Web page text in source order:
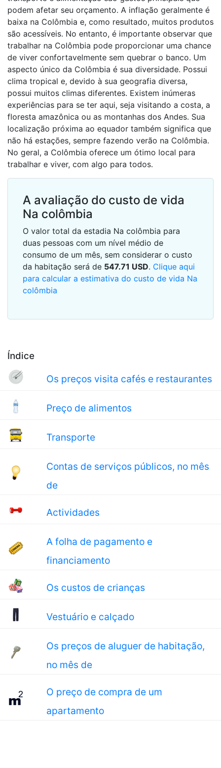
Índice
Os preços visita cafés e restaurantes
Preço de alimentos
Transporte
Contas de serviços públicos, no mês
de
Actividades
A folha de pagamento e
financiamento
Os custos de crianças
Vestuário e calçado
Os preços de aluguer de habitação,
no mês de
O preço de compra de um
apartamento
podem afetar seu orçamento. A inflação geralmente é
baixa na Colômbia e, como resultado, muitos produtos
são acessíveis. No entanto, é importante observar que
trabalhar na Colômbia pode proporcionar uma chance
de viver confortavelmente sem quebrar o banco. Um
aspecto único da Colômbia é sua diversidade. Possui
clima tropical e, devido à sua geografia diversa,
possui muitos climas diferentes. Existem inúmeras
experiências para se ter aqui, seja visitando a costa, a
floresta amazônica ou as montanhas dos Andes. Sua
localização próxima ao equador também significa que
não há estações, sempre fazendo verão na Colômbia.
No geral, a Colômbia oferece um ótimo local para
trabalhar e viver, com algo para todos.
A avaliação do custo de vida
Na colômbia
O valor total da estadia Na colômbia para
duas pessoas com um nível médio de
consumo de um mês, sem considerar o custo
da habitação será de 547.71 USD. Clique aqui
para calcular a estimativa do custo de vida Na
colômbia